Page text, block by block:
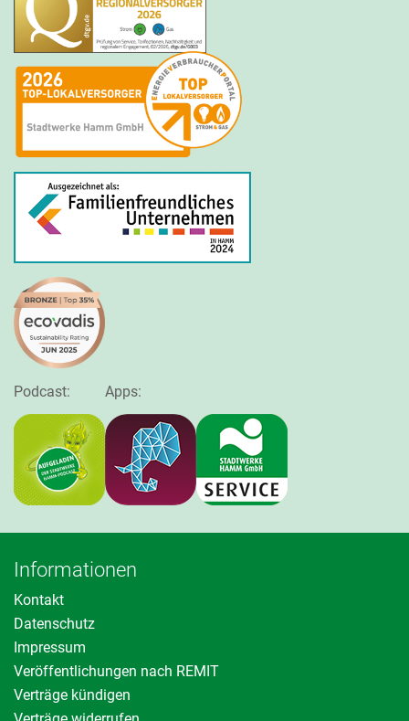
Podcast: Apps:
Informationen
Kontakt
Datenschutz
Impressum
Veröffentlichungen nach REMIT
Verträge kündigen